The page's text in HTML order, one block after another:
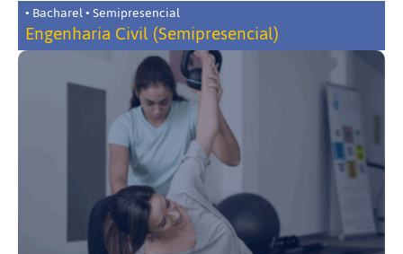
• Bacharel • Semipresencial
Engenharia Civil (Semipresencial)